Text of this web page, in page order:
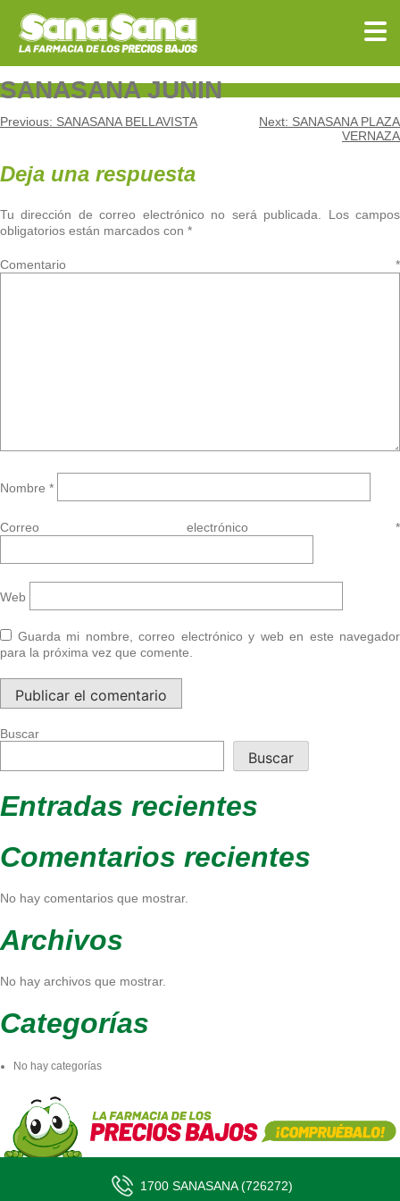
content
SANASANA JUNIN
Navegación
de
entradas
Previous: SANASANA BELLAVISTA Next: SANASANA PLAZA
VERNAZA
Deja una respuesta
Tu dirección de correo electrónico no será publicada.
Los campos
obligatorios están marcados con *
Comentario *
Nombre *
Correo electrónico *
Web
Guarda mi nombre, correo electrónico y web en este navegador
para la próxima vez que comente.
Buscar
Buscar
Entradas recientes
Comentarios recientes
No hay comentarios que mostrar.
Archivos
No hay archivos que mostrar.
Categorías
No hay categorías
1700 SANASANA (726272)